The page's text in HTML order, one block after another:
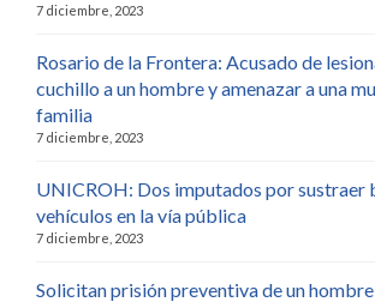
7 diciembre, 2023
Rosario de la Frontera: Acusado de
cuchillo a un hombre y amenazar a una
familia
7 diciembre, 2023
UNICROH: Dos imputados por sustraer
vehículos en la vía pública
7 diciembre, 2023
Solicitan prisión preventiva de un